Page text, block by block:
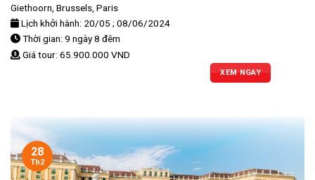
Giethoorn, Brussels, Paris
Lịch khởi hành: 20/05 ; 08/06/2024
Thời gian: 9 ngày 8 đêm
Giá tour: 65.900.000 VND
XEM NGAY
28
Th2